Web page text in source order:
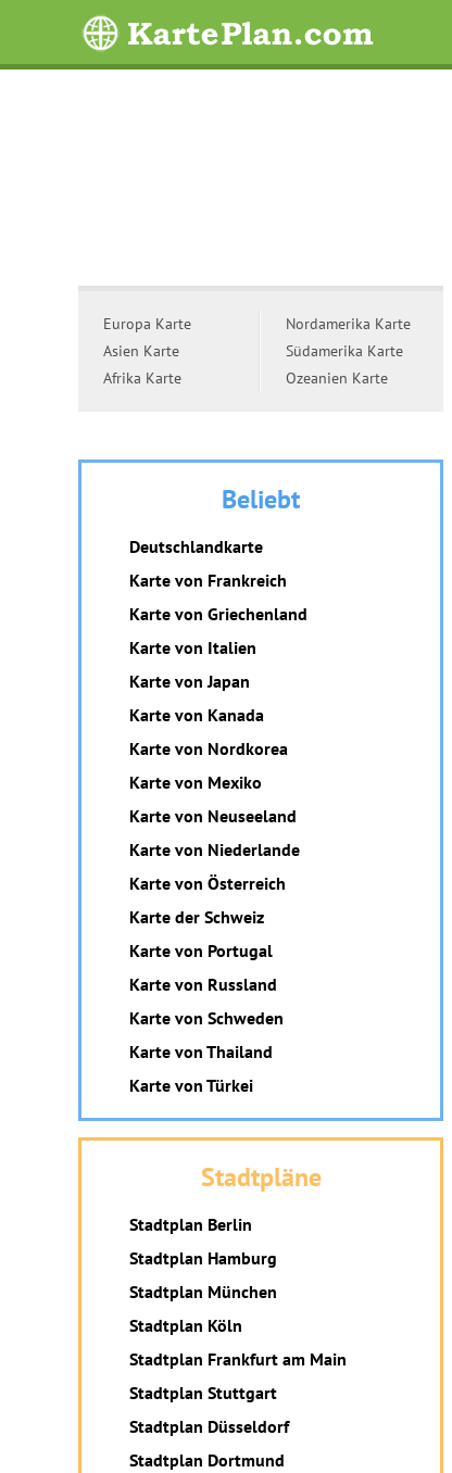
Europa Karte
Asien Karte
Afrika Karte
Nordamerika Karte
Südamerika Karte
Ozeanien Karte
Beliebt
Deutschlandkarte
Karte von Frankreich
Karte von Griechenland
Karte von Italien
Karte von Japan
Karte von Kanada
Karte von Nordkorea
Karte von Mexiko
Karte von Neuseeland
Karte von Niederlande
Karte von Österreich
Karte der Schweiz
Karte von Portugal
Karte von Russland
Karte von Schweden
Karte von Thailand
Karte von Türkei
Stadtpläne
Stadtplan Berlin
Stadtplan Hamburg
Stadtplan München
Stadtplan Köln
Stadtplan Frankfurt am Main
Stadtplan Stuttgart
Stadtplan Düsseldorf
Stadtplan Dortmund